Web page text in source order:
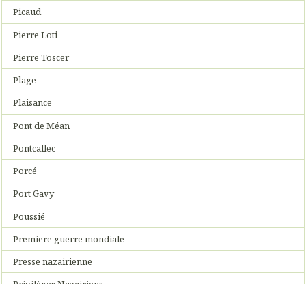
Picaud
Pierre Loti
Pierre Toscer
Plage
Plaisance
Pont de Méan
Pontcallec
Porcé
Port Gavy
Poussié
Premiere guerre mondiale
Presse nazairienne